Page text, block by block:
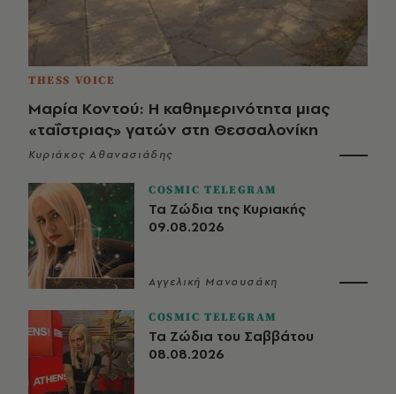
THESS VOICE
Μαρία Κοντού: Η καθημερινότητα μιας
«ταΐστριας» γατών στη Θεσσαλονίκη
Κυριάκος Αθανασιάδης
COSMIC TELEGRAM
Τα Ζώδια της Κυριακής
09.08.2026
Αγγελική Μανουσάκη
COSMIC TELEGRAM
Τα Ζώδια του Σαββάτου
08.08.2026